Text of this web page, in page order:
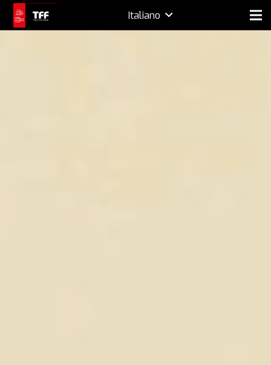
Italiano